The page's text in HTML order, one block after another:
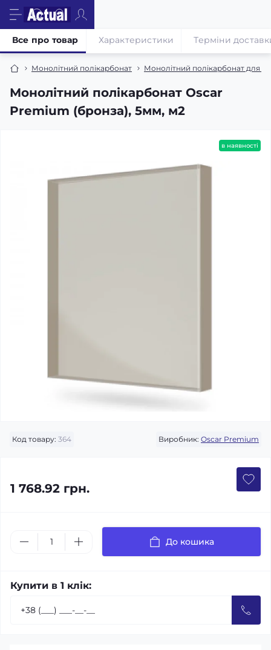
Монолітний полікарбонат Монолітний полікарбонат для
Монолітний полікарбонат Oscar
Premium (бронза), 5мм, м2
Все про товар Характеристики Терміни
в наявності
Код товару: 364 Виробник: Oscar Premium
1 768.92 грн.
До кошика
Купити в 1 клік: